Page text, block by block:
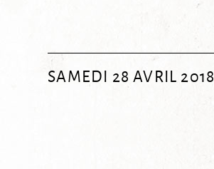
SAMEDI 28 AVRIL 2018